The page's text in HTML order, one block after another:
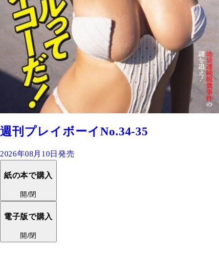
週刊プレイボーイNo.34-35
2026年08月10日発売
紙の本で購入
開/閉
電子版で購入
開/閉